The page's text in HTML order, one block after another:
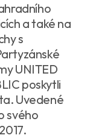
a také na
s
UNITED
poskytli
Uvedené
svého